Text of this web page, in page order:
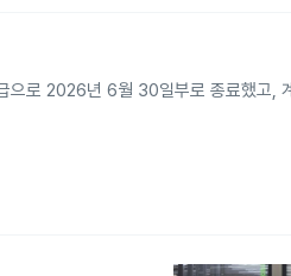
으로 2026년 6월 30일부로 종료했고,